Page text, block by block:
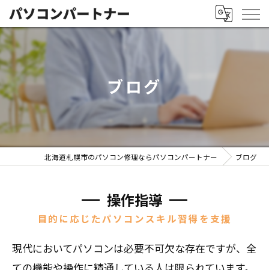
ブログ
北海道札幌市のパソコン修理ならパソコンパートナー ブログ
操作指導
目的に応じたパソコンスキル習得を支援
現代においてパソコンは必要不可欠な存在ですが、全